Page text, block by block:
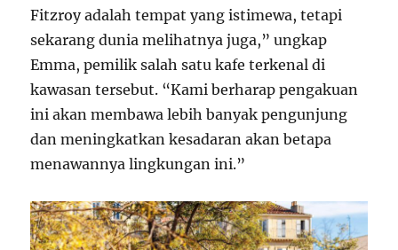
Fitzroy adalah tempat yang istimewa, tetapi
sekarang dunia melihatnya juga,” ungkap
Emma, pemilik salah satu kafe terkenal di
kawasan tersebut. “Kami berharap pengakuan
ini akan membawa lebih banyak pengunjung
dan meningkatkan kesadaran akan betapa
menawannya lingkungan ini.”